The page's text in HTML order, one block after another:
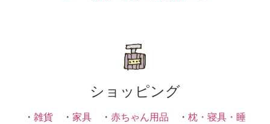
ショッピング
・ 雑貨 ・ 家具 ・ 赤ちゃん用品 ・ 枕・寝具・睡